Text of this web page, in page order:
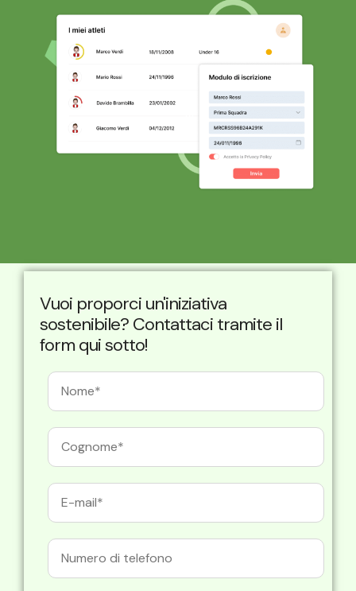
Vuoi proporci un'iniziativa
sostenibile? Contattaci tramite il
form qui sotto!